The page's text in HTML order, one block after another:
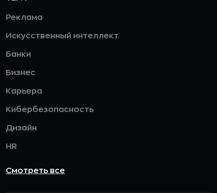
Реклама
Искусственный интеллект
Банки
Бизнес
Карьера
Кибербезопасность
Дизайн
HR
Смотреть все